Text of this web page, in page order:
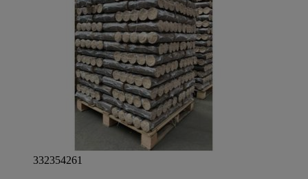
332354261